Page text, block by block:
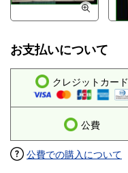
お支払いについて
クレジットカード
公費
公費での購入について